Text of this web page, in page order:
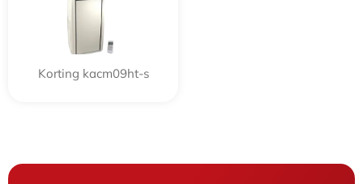
Korting kacm09ht-s